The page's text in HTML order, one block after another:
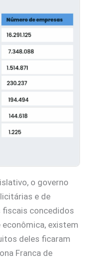
o governo
e de
concedidos
econômica, existem
deles ficaram
Franca de